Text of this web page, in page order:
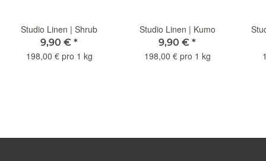
Studio Linen | Shrub
9,90 € *
198,00 € pro 1 kg
Studio Linen | Kumo
9,90 € *
198,00 € pro 1 kg